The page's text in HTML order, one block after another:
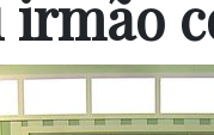
irmão